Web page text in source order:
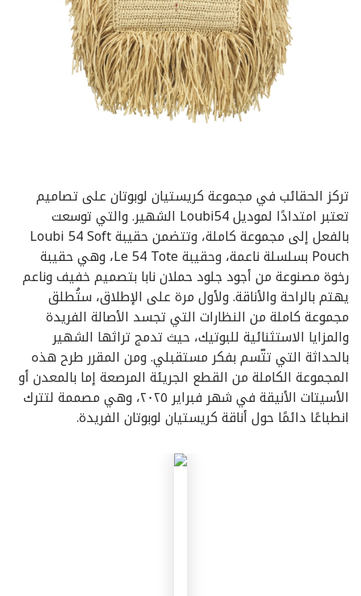
تركز الحقائب في مجموعة كريستيان لوبوتان على تصاميم
تعتبر امتدادًا لموديل Loubi54 الشهير. والتي توسعت
بالفعل إلى مجموعة كاملة، وتتضمن حقيبة Loubi 54 Soft
Pouch بسلسلة ناعمة، وحقيبة Le 54 Tote، وهي حقيبة
رخوة مصنوعة من أجود جلود حملان نابا بتصميم خفيف وناعم
يهتم بالراحة والأناقة. ولأول مرة على الإطلاق، ستُطلق
مجموعة كاملة من النظارات التي تجسد الأصالة الفريدة
والمزايا الاستثنائية للبوتيك، حيث تدمج تراثها الشهير
بالحداثة التي تتّسم بفكر مستقبلي. ومن المقرر طرح هذه
المجموعة الكاملة من القطع الجريئة المرصعة إما بالمعدن أو
الأسيتات الأنيقة في شهر فبراير ٢٠٢٥، وهي مصممة لتترك
انطباعًا دائمًا حول أناقة كريستيان لوبوتان الفريدة.